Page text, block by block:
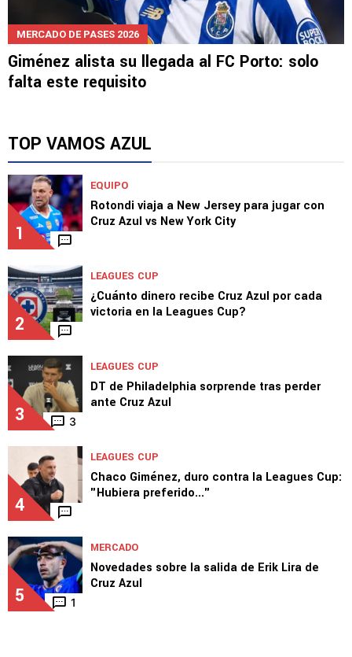
MERCADO DE PASES 2026
Giménez alista su llegada al FC Porto: solo
falta este requisito
TOP VAMOS AZUL
1
EQUIPO
Rotondi viaja a New Jersey para jugar con
Cruz Azul vs New York City
2
LEAGUES CUP
¿Cuánto dinero recibe Cruz Azul por cada
victoria en la Leagues Cup?
3 3
LEAGUES CUP
DT de Philadelphia sorprende tras perder
ante Cruz Azul
4
LEAGUES CUP
Chaco Giménez, duro contra la Leagues Cup:
"Hubiera preferido..."
5 1
MERCADO
Novedades sobre la salida de Erik Lira de
Cruz Azul